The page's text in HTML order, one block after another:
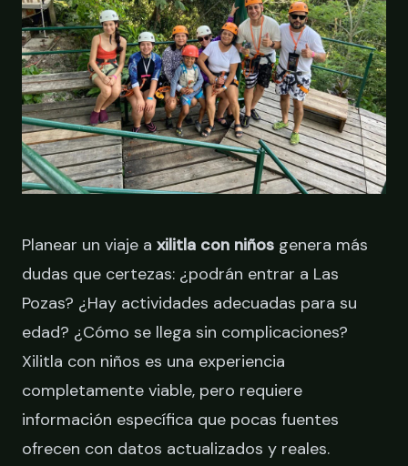
Planear un viaje a xilitla con niños genera más
dudas que certezas: ¿podrán entrar a Las
Pozas? ¿Hay actividades adecuadas para su
edad? ¿Cómo se llega sin complicaciones?
Xilitla con niños es una experiencia
completamente viable, pero requiere
información específica que pocas fuentes
ofrecen con datos actualizados y reales.